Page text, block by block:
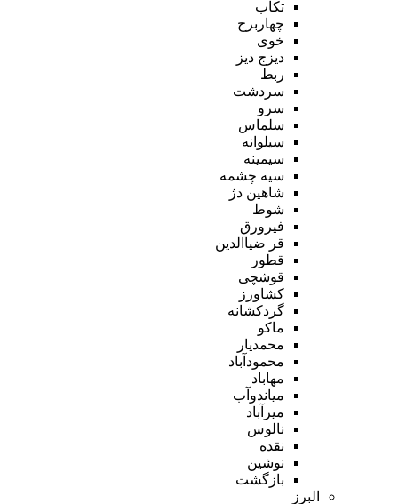
تکاب
چهاربرج
خوی
دیزج دیز
ربط
سردشت
سرو
سلماس
سیلوانه
سیمینه
سیه چشمه
شاهین دژ
شوط
فیرورق
قر ضیاالدین
قطور
قوشچی
کشاورز
گردکشانه
ماکو
محمدیار
محمودآباد
مهاباد
میاندوآب
میرآباد
نالوس
نقده
نوشین
بازگشت
البرز